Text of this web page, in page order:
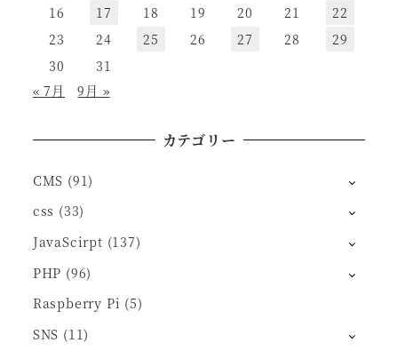
16
17 18 19 20 21
22
23
24 25 26 27 28
29
30
31
« 7月
9月 »
カテゴリー
CMS (91)
css (33)
JavaScirpt (137)
PHP (96)
Raspberry Pi (5)
SNS (11)